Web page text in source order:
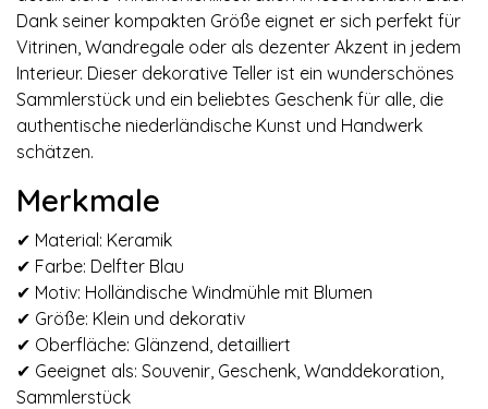
Dank seiner kompakten Größe eignet er sich perfekt für
Vitrinen, Wandregale oder als dezenter Akzent in jedem
Interieur. Dieser dekorative Teller ist ein wunderschönes
Sammlerstück und ein beliebtes Geschenk für alle, die
authentische niederländische Kunst und Handwerk
schätzen.
Merkmale
✔ Material: Keramik
✔ Farbe: Delfter Blau
✔ Motiv: Holländische Windmühle mit Blumen
✔ Größe: Klein und dekorativ
✔ Oberfläche: Glänzend, detailliert
✔ Geeignet als: Souvenir, Geschenk, Wanddekoration,
Sammlerstück